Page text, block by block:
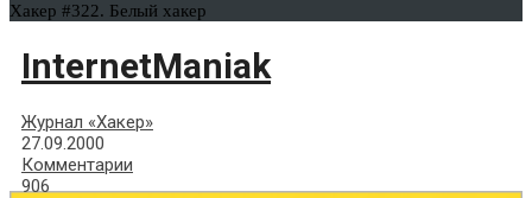
Хакер #322. Белый хакер
InternetManiak
Журнал «Хакер»
27.09.2000
Комментарии
906